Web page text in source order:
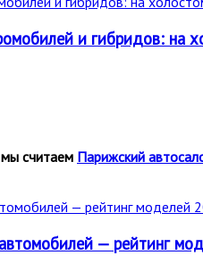
и гибридов:
считаем Парижский
— рейтинг